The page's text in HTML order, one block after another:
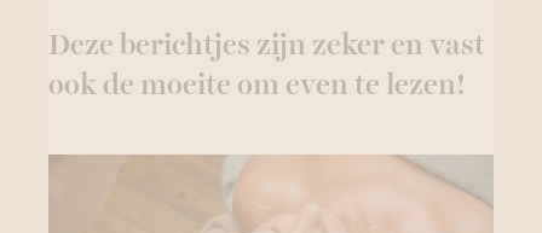
Deze berichtjes zijn zeker en vast
ook de moeite om even te lezen!